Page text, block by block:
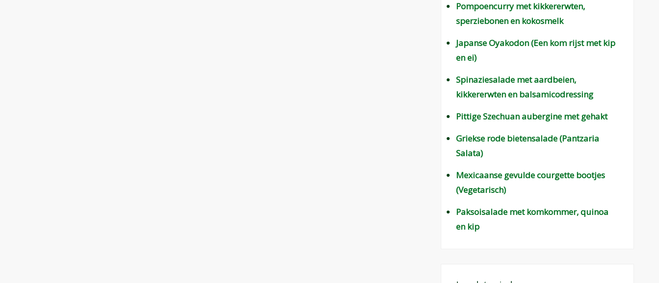
Pompoencurry met kikkererwten,
sperziebonen en kokosmelk
Japanse Oyakodon (Een kom rijst met kip
en ei)
Spinaziesalade met aardbeien,
kikkererwten en balsamicodressing
Pittige Szechuan aubergine met gehakt
Griekse rode bietensalade (Pantzaria
Salata)
Mexicaanse gevulde courgette bootjes
(Vegetarisch)
Paksoisalade met komkommer, quinoa
en kip